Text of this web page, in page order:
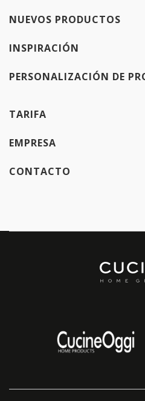
NUEVOS PRODUCTOS
INSPIRACIÓN
PERSONALIZACIÓN DE
TARIFA
EMPRESA
CONTACTO